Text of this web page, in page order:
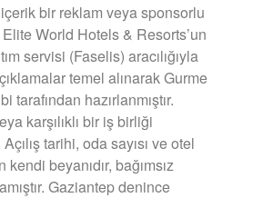
bir reklam veya sponsorlu
World Hotels & Resorts’un
servisi (Faselis) aracılığıyla
temel alınarak Gurme
tarafından hazırlanmıştır.
karşılıklı bir iş birliği
tarihi, oda sayısı ve otel
beyanıdır, bağımsız
Gaziantep denince